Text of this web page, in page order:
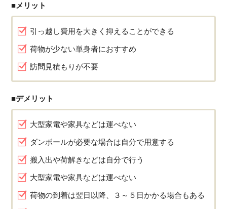
■メリット
引っ越し費用を大きく抑えることができる
荷物が少ない単身者におすすめ
訪問見積もりが不要
■デメリット
大型家電や家具などは運べない
ダンボールが必要な場合は自分で用意する
搬入出や荷解きなどは自分で行う
大型家電や家具などは運べない
荷物の到着は翌日以降、３～５日かかる場合もある